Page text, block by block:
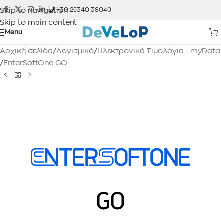
Skip to navigation
Skip to main content
+30 26340 38040
Menu
Αρχική σελίδα/Λογισμικό/Ηλεκτρονικά Τιμολόγια - myData
/EnterSoftOne GO